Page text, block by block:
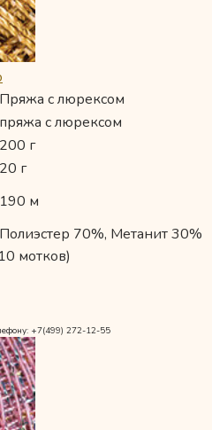
Пряжа с люрексом
пряжа с люрексом
200 г
20 г
190 м
Полиэстер 70%, Метанит 30%
мотков)
+7(499) 272-12-55